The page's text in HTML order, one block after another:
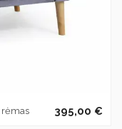
rėmas 395,00 €